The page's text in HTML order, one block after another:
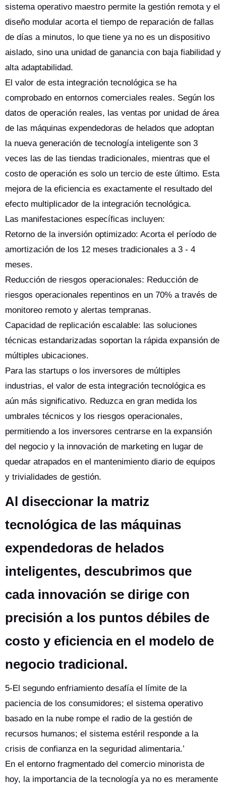
sistema operativo maestro permite la gestión remota y el
diseño modular acorta el tiempo de reparación de fallas
de días a minutos, lo que tiene ya no es un dispositivo
aislado, sino una unidad de ganancia con baja fiabilidad y
alta adaptabilidad.
El valor de esta integración tecnológica se ha
comprobado en entornos comerciales reales. Según los
datos de operación reales, las ventas por unidad de área
de las máquinas expendedoras de helados que adoptan
la nueva generación de tecnología inteligente son 3
veces las de las tiendas tradicionales, mientras que el
costo de operación es solo un tercio de este último. Esta
mejora de la eficiencia es exactamente el resultado del
efecto multiplicador de la integración tecnológica.
Las manifestaciones específicas incluyen:
Retorno de la inversión optimizado: Acorta el período de
amortización de los 12 meses tradicionales a 3 - 4
meses.
Reducción de riesgos operacionales: Reducción de
riesgos operacionales repentinos en un 70% a través de
monitoreo remoto y alertas tempranas.
Capacidad de replicación escalable: las soluciones
técnicas estandarizadas soportan la rápida expansión de
múltiples ubicaciones.
Para las startups o los inversores de múltiples
industrias, el valor de esta integración tecnológica es
aún más significativo. Reduzca en gran medida los
umbrales técnicos y los riesgos operacionales,
permitiendo a los inversores centrarse en la expansión
del negocio y la innovación de marketing en lugar de
quedar atrapados en el mantenimiento diario de equipos
y trivialidades de gestión.
Al diseccionar la matriz
tecnológica de las máquinas
expendedoras de helados
inteligentes, descubrimos que
cada innovación se dirige con
precisión a los puntos débiles de
costo y eficiencia en el modelo de
negocio tradicional.
5-El segundo enfriamiento desafía el límite de la
paciencia de los consumidores; el sistema operativo
basado en la nube rompe el radio de la gestión de
recursos humanos; el sistema estéril responde a la
crisis de confianza en la seguridad alimentaria.’
En el entorno fragmentado del comercio minorista de
hoy, la importancia de la tecnología ya no es meramente